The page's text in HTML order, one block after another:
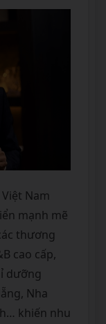
Nam
mạnh mẽ
thương
cao cấp,
dưỡng
Nha
khiến nhu